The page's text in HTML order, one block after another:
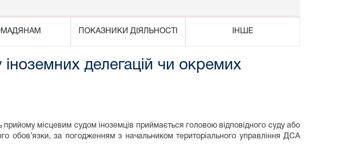
ПОКАЗНИКИ ДІЯЛЬНОСТІ ІНШЕ
делегацій чи окремих
прийому місцевим судом іноземців приймається головою відповідного суду або
обов’язки, за погодженням з начальником територіального управління ДСА